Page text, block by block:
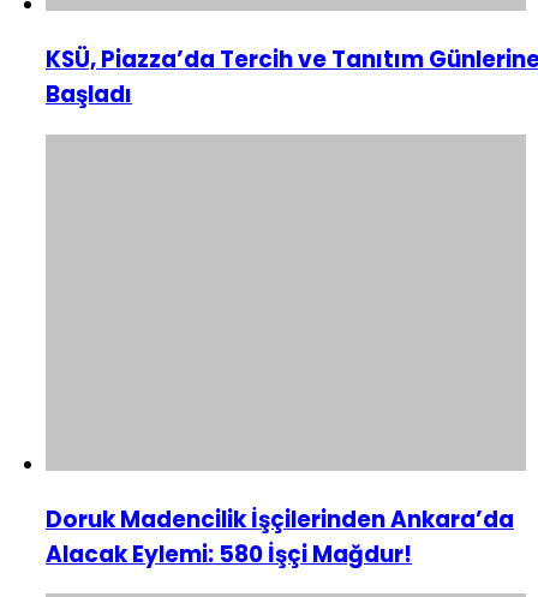
KSÜ, Piazza’da Tercih ve Tanıtım
Başladı
Doruk Madencilik İşçilerinden Ankara’da
Alacak Eylemi: 580 İşçi Mağdur!